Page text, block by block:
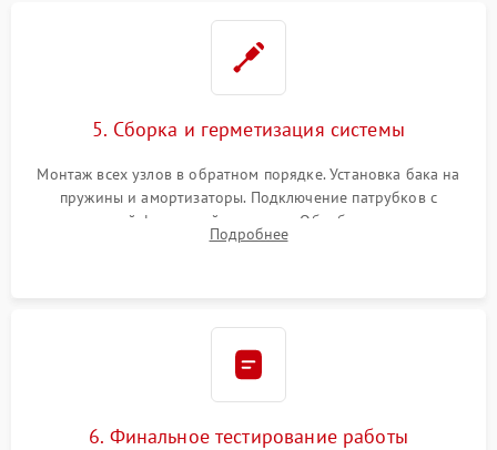
5. Сборка и герметизация системы
Монтаж всех узлов в обратном порядке. Установка бака на
пружины и амортизаторы. Подключение патрубков с
надежной фиксацией хомутами. Обработка стыков
герметиком для предотвращения возможных протечек воды.
Подробнее
6. Финальное тестирование работы